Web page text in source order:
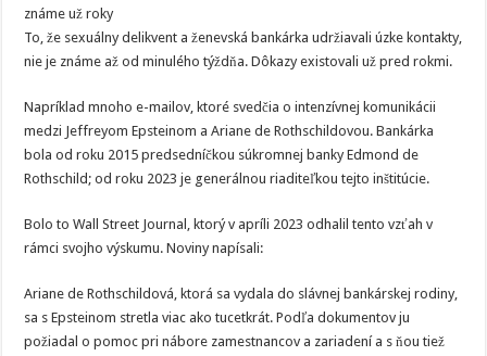
známe už roky
To, že sexuálny delikvent a ženevská bankárka udržiavali úzke kontakty,
nie je známe až od minulého týždňa. Dôkazy existovali už pred rokmi.
Napríklad mnoho e-mailov, ktoré svedčia o intenzívnej komunikácii
medzi Jeffreyom Epsteinom a Ariane de Rothschildovou. Bankárka
bola od roku 2015 predsedníčkou súkromnej banky Edmond de
Rothschild; od roku 2023 je generálnou riaditeľkou tejto inštitúcie.
Bolo to Wall Street Journal, ktorý v apríli 2023 odhalil tento vzťah v
rámci svojho výskumu. Noviny napísali:
Ariane de Rothschildová, ktorá sa vydala do slávnej bankárskej rodiny,
sa s Epsteinom stretla viac ako tucetkrát. Podľa dokumentov ju
požiadal o pomoc pri nábore zamestnancov a zariadení a s ňou tiež